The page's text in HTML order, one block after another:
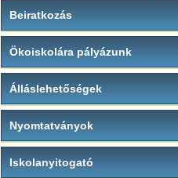
Beiratkozás
Ökoiskolára pályázunk
Álláslehetőségek
Nyomtatványok
Iskolanyitogató